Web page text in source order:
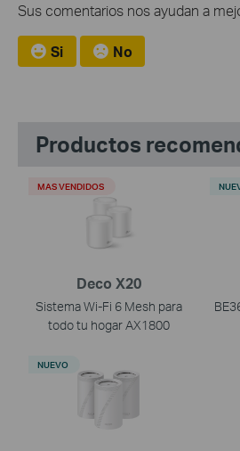
Sus comentarios nos ayudan a
Si No
Productos
Deco X20
Sistema Wi-Fi 6 Mesh para
todo tu hogar AX1800
MAS VENDIDOS
NUEVO